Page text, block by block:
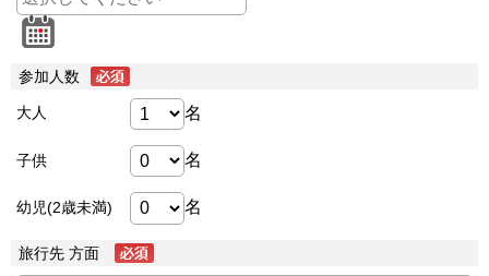
参加人数
大人 名
子供 名
幼児(2歳未満) 名
旅行先 方面